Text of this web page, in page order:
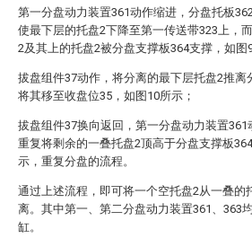
第一分盘动力装置361动作缩进，分盘托板
使最下层的托盘2下降至第一传送带323上，
2及其上的托盘2被分盘支撑板364支撑，如图
拔盘组件37动作，将分离的最下层托盘2推离
将其移至收盘位35，如图10所示；
拔盘组件37换向返回，第一分盘动力装置361
重复将剩余的一叠托盘2顶高于分盘支撑板
示，重复分盘的流程。
通过上述流程，即可将一个空托盘2从一叠的
离。其中第一、第二分盘动力装置361、363
缸。